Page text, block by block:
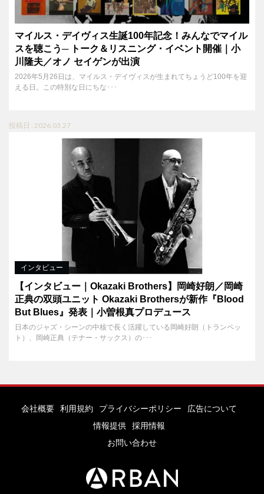
マイルス・デイヴィス生誕100年記念！みんなでマイル
スを聴こう─ トーク＆リスニング・イベント開催｜小
川隆夫／オノ セイゲンが出演
2026年5月26日は、マイルス・デイヴィスが生まれてちょうど100年を迎
える日。この特別な日にちな･･･
投稿日 : 2026.03.27
インタビュー
【インタビュー｜Okazaki Brothers】岡崎好朗／岡崎
正典の双頭ユニット Okazaki Brothersが新作『Blood
But Blues』発表｜小曽根真プロデュース
日本のジャズ・シーンの中核で長く活躍している岡崎好朗（トランペッ
ト）、岡崎正典（テナー・サックス）の･･･
会社概要 利用規約 プライバシーポリシー
広告について
情報提供
採用情報
お問い合わせ